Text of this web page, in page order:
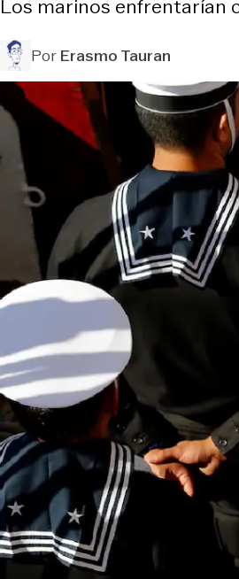
Los marinos enfrentarían
PorErasmo Tauran